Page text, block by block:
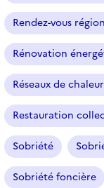
Rendez-vous
Rénovation
Réseaux de chaleur
Restauration
Sobriété
Sobriété foncière